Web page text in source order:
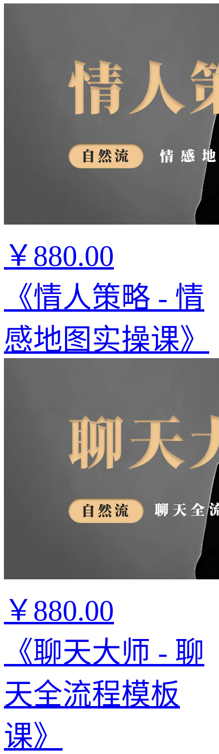
￥880.00
《情人策略 - 情
感地图实操课》
￥880.00
《聊天大师 - 聊
天全流程模板
课》